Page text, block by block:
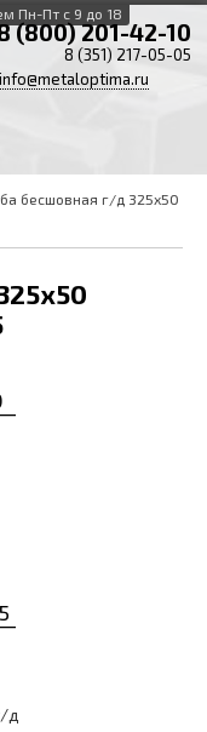
Пн-Пт с 9 до 18
(800) 201-42-10
8 (351) 217-05-05
info@metaloptima.ru
бесшовная г/д 325х50
д